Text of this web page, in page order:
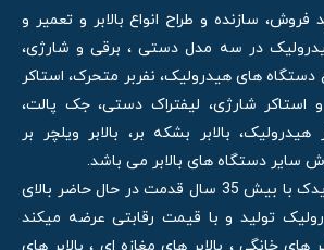
سازنده و طراح انواع بالابر و تعمیر و
در سه مدل دستی ، برقی و شارژی،
دستگاه های هیدرولیک، نفربر متحرک، استاکر
استاکر شارژی، لیفتراک دستی، جک پالت،
بالابر بشکه بر، بالابر ویلچر بر
سایر دستگاه های بالابر می باشد.
همچنین شرکت ایران یدک با بیش 35 سال قدمت در حال حاضر بالای
تولید و با قیمت رقابتی عرضه میکند